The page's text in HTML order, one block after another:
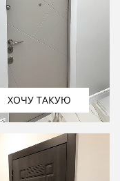
ХОЧУ ТАКУЮ